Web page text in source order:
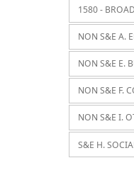
1580 -
NON S&E A.
NON S&E E.
NON S&E F.
NON S&E I.
S&E H.